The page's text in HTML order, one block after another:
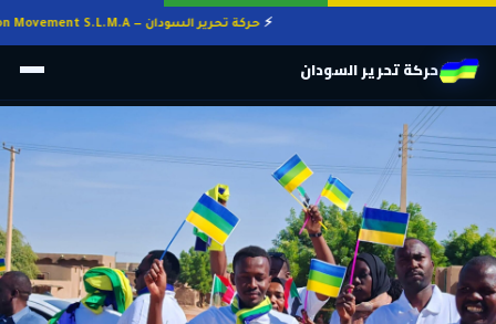
حركة تحرير السودان — Sudan Liberation Movement S.L.M.A
حركة تحرير السودان